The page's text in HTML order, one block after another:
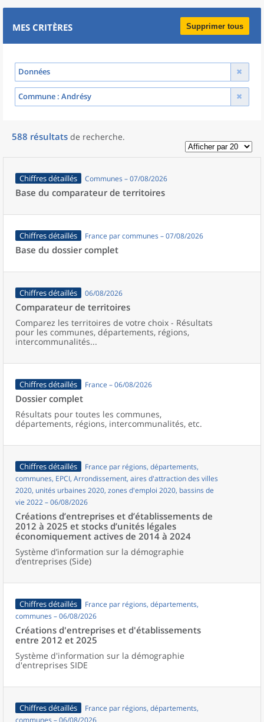
MES CRITÈRES Supprimer tous
Données
Commune : Andrésy
588 résultats de recherche.
Chiffres détaillés Communes – 07/08/2026
Base du comparateur de territoires
Chiffres détaillés France par communes – 07/08/2026
Base du dossier complet
Chiffres détaillés 06/08/2026
Comparateur de territoires
Comparez les territoires de votre choix - Résultats
pour les communes, départements, régions,
intercommunalités...
Chiffres détaillés France – 06/08/2026
Dossier complet
Résultats pour toutes les communes,
départements, régions, intercommunalités, etc.
Chiffres détaillés
France par régions, départements,
communes, EPCI, Arrondissement, aires d'attraction des villes
2020, unités urbaines 2020, zones d'emploi 2020, bassins de
vie 2022 – 06/08/2026
Créations d’entreprises et d’établissements de
2012 à 2025 et stocks d’unités légales
économiquement actives de 2014 à 2024
Système d’information sur la démographie
d’entreprises (Side)
Chiffres détaillés
France par régions, départements,
communes – 06/08/2026
Créations d'entreprises et d'établissements
entre 2012 et 2025
Système d'information sur la démographie
d'entreprises SIDE
Chiffres détaillés
France par régions, départements,
communes – 06/08/2026